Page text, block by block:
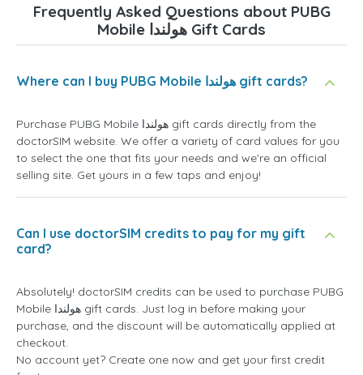
Frequently Asked Questions about PUBG
Mobile هولندا Gift Cards
Where can I buy PUBG Mobile هولندا gift cards?
Purchase PUBG Mobile هولندا gift cards directly from the
doctorSIM website. We offer a variety of card values for you
to select the one that fits your needs and we're an official
selling site. Get yours in a few taps and enjoy!
Can I use doctorSIM credits to pay for my gift
card?
Absolutely! doctorSIM credits can be used to purchase PUBG
Mobile هولندا gift cards. Just log in before making your
purchase, and the discount will be automatically applied at
checkout.
No account yet? Create one now and get your first credit